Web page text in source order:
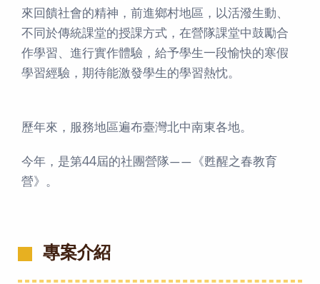
來回饋社會的精神，前進鄉村地區，以活潑生動、
不同於傳統課堂的授課方式，在營隊課堂中鼓勵合
作學習、進行實作體驗，給予學生一段愉快的寒假
學習經驗，期待能激發學生的學習熱忱。
歷年來，服務地區遍布臺灣北中南東各地。
今年，是第44屆的社團營隊——《甦醒之春教育
營》。
專案介紹